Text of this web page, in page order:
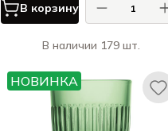
В корзину
В наличии 179 шт.
НОВИНКА